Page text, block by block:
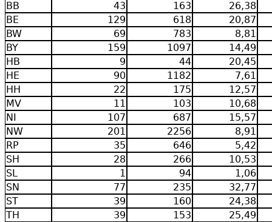
BB 43 163
26,38
BE
129 618
20,87
BW
69 783
8,81
BY
159 1097
14,49
HB
9 44
20,45
HE
90 1182
7,61
HH
22 175
12,57
MV
11 103
10,68
NI
107 687
15,57
NW
201 2256
8,91
RP
35 646
5,42
SH
28 266
10,53
SL
1 94
1,06
SN
77 235
32,77
ST
39 160
24,38
TH
39 153
25,49